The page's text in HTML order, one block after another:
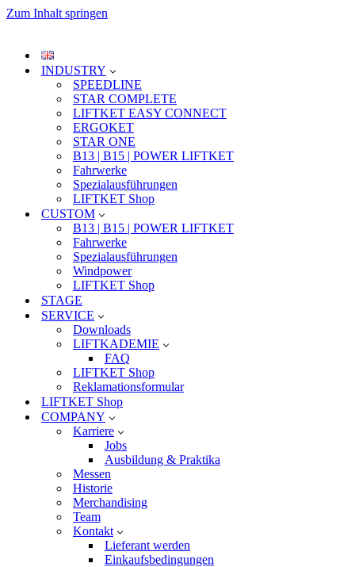
Zum Inhalt springen
INDUSTRY
SPEEDLINE
STAR COMPLETE
LIFTKET EASY CONNECT
ERGOKET
STAR ONE
B13 | B15 | POWER LIFTKET
Fahrwerke
Spezialausführungen
LIFTKET Shop
CUSTOM
B13 | B15 | POWER LIFTKET
Fahrwerke
Spezialausführungen
Windpower
LIFTKET Shop
STAGE
SERVICE
Downloads
LIFTKADEMIE
FAQ
LIFTKET Shop
Reklamationsformular
LIFTKET Shop
COMPANY
Karriere
Jobs
Ausbildung & Praktika
Messen
Historie
Merchandising
Team
Kontakt
Lieferant werden
Einkaufsbedingungen